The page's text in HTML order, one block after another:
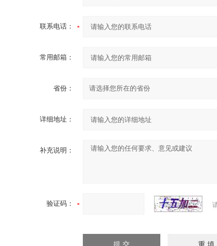
联系电话：
常用邮箱：
省份：
详细地址：
补充说明：
验证码：